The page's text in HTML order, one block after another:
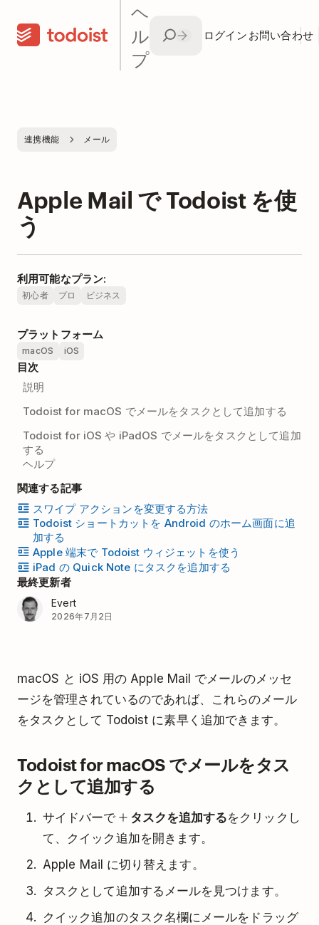
ヘ
ル
プ
ログイン お問い合わせ
連携機能 メール
Apple Mail で Todoist を使
う
利用可能なプラン:
初心者 プロ ビジネス
プラットフォーム
macOS iOS
目次
説明
Todoist for macOS でメールをタスクとして追加する
Todoist for iOS や iPadOS でメールをタスクとして追加
する
ヘルプ
関連する記事
スワイプ アクションを変更する方法
Todoist ショートカットを Android のホーム画面に追
加する
Apple 端末で Todoist ウィジェットを使う
iPad の Quick Note にタスクを追加する
最終更新者
Evert
2026年7月2日
macOS と iOS 用の Apple Mail でメールのメッセ
ージを管理されているのであれば、これらのメール
をタスクとして Todoist に素早く追加できます。
Todoist for macOS でメールをタス
クとして追加する
サイドバーで タスクを追加するをクリックし
て、クイック追加を開きます。
Apple Mail に切り替えます。
タスクとして追加するメールを見つけます。
クイック追加のタスク名欄にメールをドラッグ